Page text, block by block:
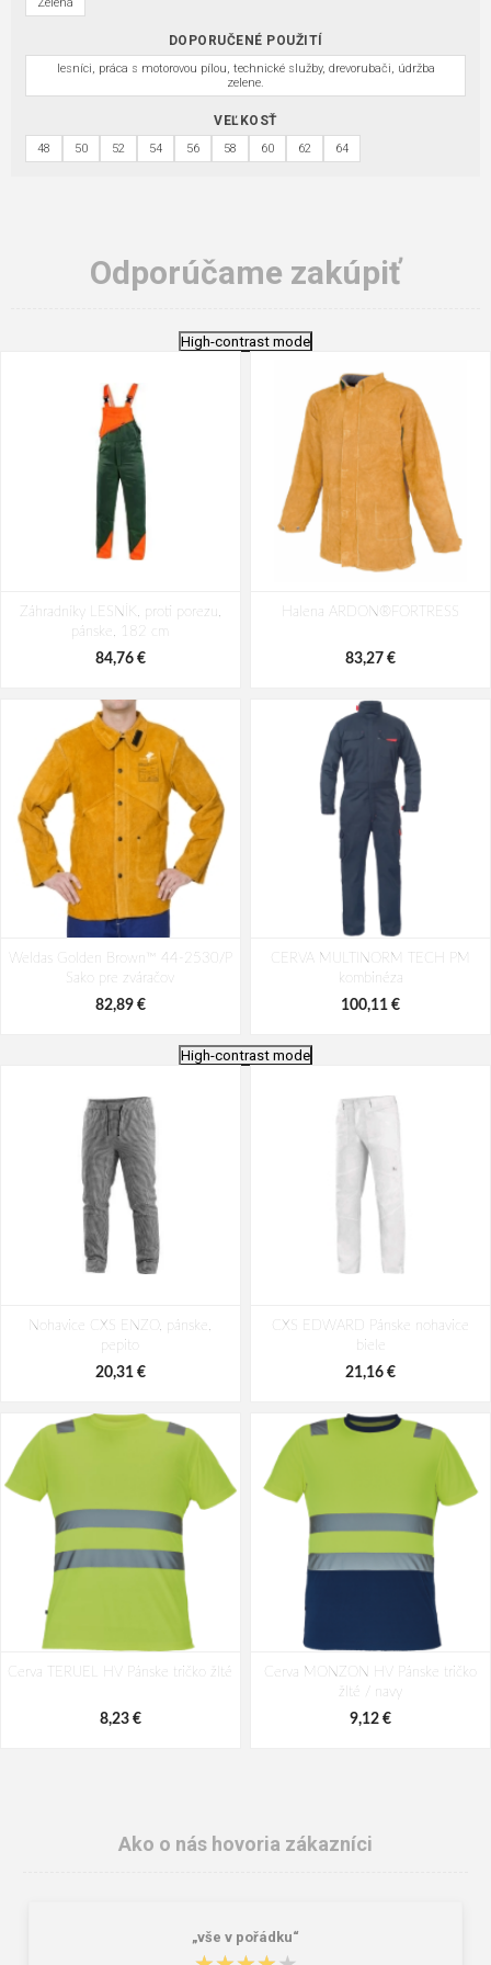
Zelená
DOPORUČENÉ POUŽITÍ
lesníci, práca s motorovou pílou, technické služby, drevorubači, údržba
zelene.
VEĽKOSŤ
48 50 52 54 56 58 60 62 64
Odporúčame zakúpiť
High-contrast mode
Záhradníky LESNÍK, proti porezu,
pánske, 182 cm
84,76 €
Halena ARDON®FORTRESS
83,27 €
Weldas Golden Brown™ 44-2530/P
Sako pre zváračov
82,89 €
CERVA MULTINORM TECH PM
kombinéza
100,11 €
HV kombinéza
111,60 € 50,50 €
High-contrast mode
Nohavice CXS ENZO, pánske,
pepito
20,31 €
CXS EDWARD Pánske nohavice
biele
21,16 €
Cerva TERUEL HV Pánske tričko žlté
8,23 €
Cerva MONZON HV Pánske tričko
žlté / navy
9,12 €
Ako o nás hovoria zákazníci
„vše v pořádku“